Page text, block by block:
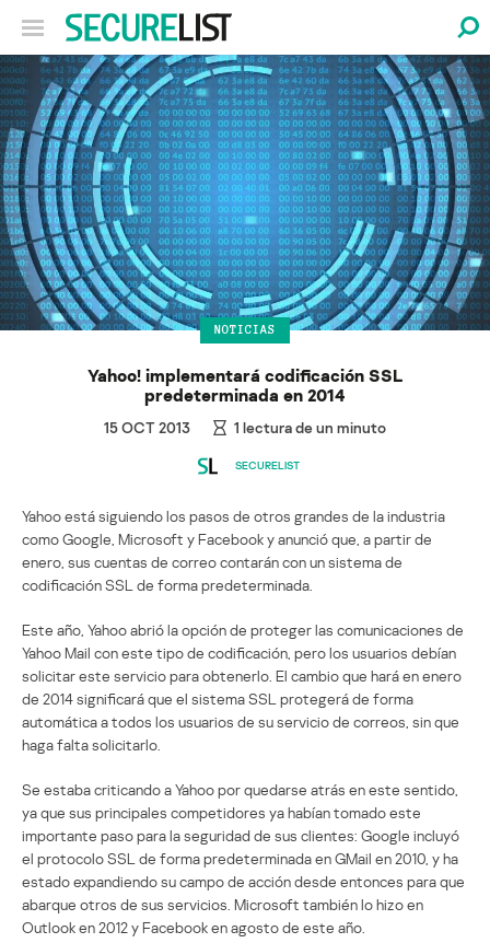
NOTICIAS
Yahoo! implementará codificación SSL
predeterminada en 2014
15 OCT 2013 1 lectura de un minuto
SECURELIST
Yahoo está siguiendo los pasos de otros grandes de la industria
como Google, Microsoft y Facebook y anunció que, a partir de
enero, sus cuentas de correo contarán con un sistema de
codificación SSL de forma predeterminada.
Este año, Yahoo abrió la opción de proteger las comunicaciones de
Yahoo Mail con este tipo de codificación, pero los usuarios debían
solicitar este servicio para obtenerlo. El cambio que hará en enero
de 2014 significará que el sistema SSL protegerá de forma
automática a todos los usuarios de su servicio de correos, sin que
haga falta solicitarlo.
Se estaba criticando a Yahoo por quedarse atrás en este sentido,
ya que sus principales competidores ya habían tomado este
importante paso para la seguridad de sus clientes: Google incluyó
el protocolo SSL de forma predeterminada en GMail en 2010, y ha
estado expandiendo su campo de acción desde entonces para que
abarque otros de sus servicios. Microsoft también lo hizo en
Outlook en 2012 y Facebook en agosto de este año.